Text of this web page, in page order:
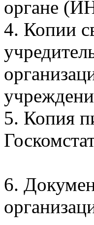
органе
4. Копии
5. Копия
6.